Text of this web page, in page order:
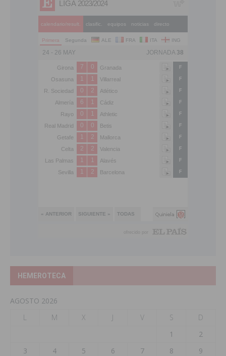
HEMEROTECA
AGOSTO 2026
L
M X J V S
D
1
2
3
4 5 6 7 8
9